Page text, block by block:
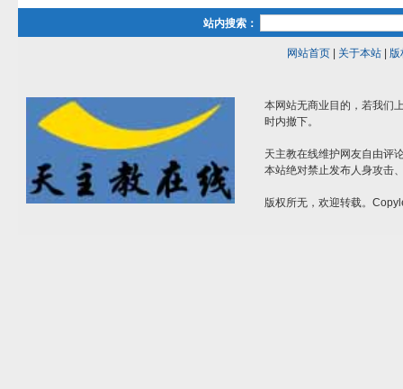
站内搜索：
网站首页| 关于本站| 版
本网站无商业目的，若我们
时内撤下。
天主教在线维护网友自由评
本站绝对禁止发布人身攻击
版权所无，欢迎转载。